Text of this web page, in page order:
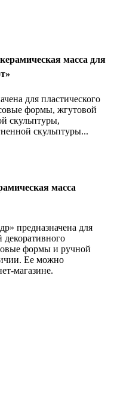
масса для
для пластического
формы, жгутовой
скульптуры,
скульптуры...
масса
предназначена для
декоративного
формы и ручной
Ее можно
магазине.